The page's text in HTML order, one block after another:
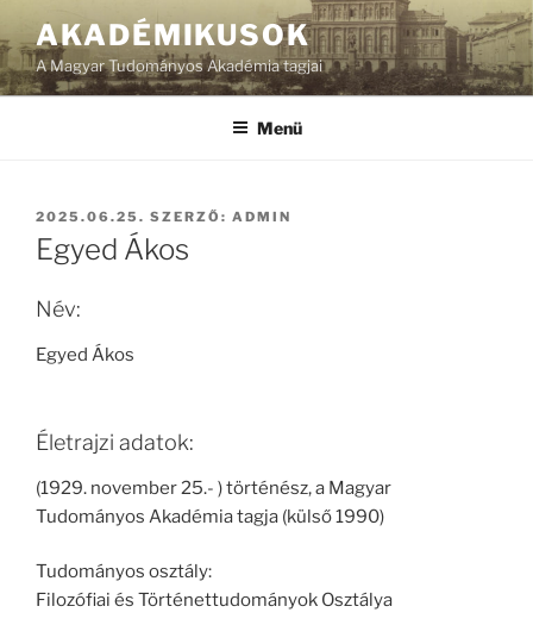
AKADÉMIKUSOK
A Magyar Tudományos Akadémia tagjai
Menü
BEKÜLDVE:
2025.06.25. SZERZŐ: ADMIN
Egyed Ákos
Név:
Egyed Ákos
Életrajzi adatok:
(1929. november 25.- ) történész, a Magyar
Tudományos Akadémia tagja (külső 1990)
Tudományos osztály:
Filozófiai és Történettudományok Osztálya